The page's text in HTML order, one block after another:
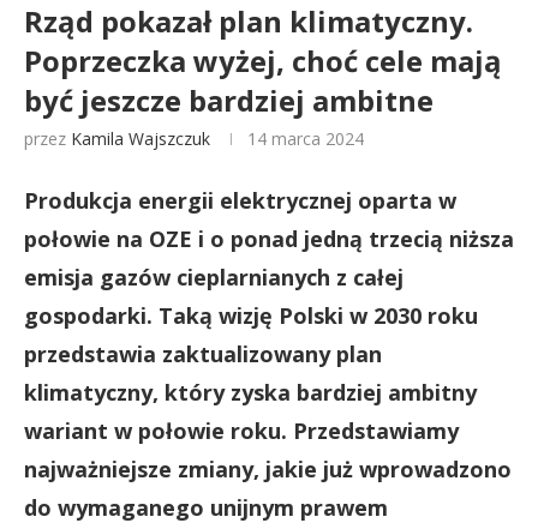
Rząd pokazał plan klimatyczny.
Poprzeczka wyżej, choć cele mają
być jeszcze bardziej ambitne
przez Kamila Wajszczuk 14 marca 2024
Produkcja energii elektrycznej oparta w
połowie na OZE i o ponad jedną trzecią niższa
emisja gazów cieplarnianych z całej
gospodarki. Taką wizję Polski w 2030 roku
przedstawia zaktualizowany plan
klimatyczny, który zyska bardziej ambitny
wariant w połowie roku. Przedstawiamy
najważniejsze zmiany, jakie już wprowadzono
do wymaganego unijnym prawem